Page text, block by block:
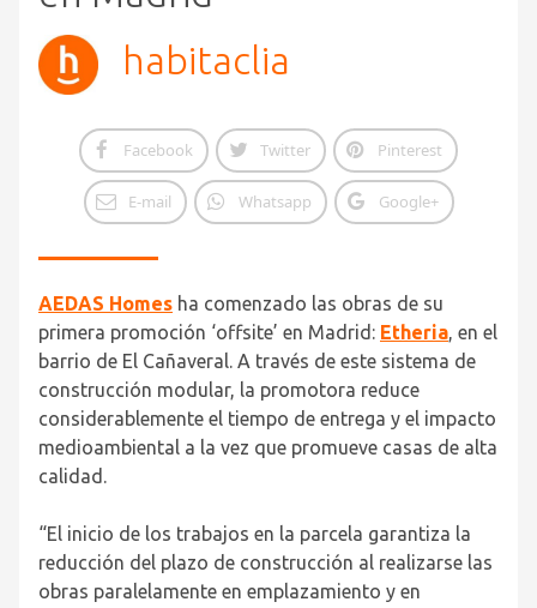
habitaclia
Facebook Twitter Pinterest
E-mail Whatsapp Google+
AEDAS Homes ha comenzado las obras de su
primera promoción ‘offsite’ en Madrid: Etheria, en el
barrio de El Cañaveral. A través de este sistema de
construcción modular, la promotora reduce
considerablemente el tiempo de entrega y el impacto
medioambiental a la vez que promueve casas de alta
calidad.
“El inicio de los trabajos en la parcela garantiza la
reducción del plazo de construcción al realizarse las
obras paralelamente en emplazamiento y en